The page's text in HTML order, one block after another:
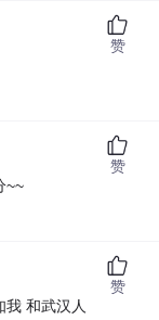
赞
~~
赞
我 和武汉人
赞